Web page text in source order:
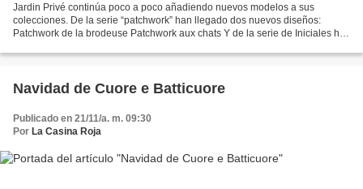
Jardin Privé continúa poco a poco añadiendo nuevos modelos a sus
colecciones. De la serie “patchwork” han llegado dos nuevos diseños:
Patchwork de la brodeuse Patchwork aux chats Y de la serie de Iniciales ha
Navidad de Cuore e Batticuore
Publicado en 21/11/a. m. 09:30
Por La Casina Roja